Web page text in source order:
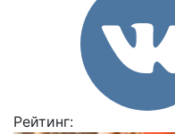
Рейтинг: